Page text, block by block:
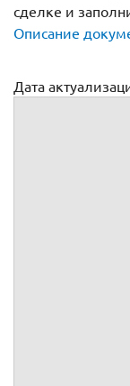
сделке и
Описание
Дата